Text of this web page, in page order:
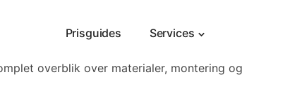
Prisguides Services
overblik over materialer, montering og